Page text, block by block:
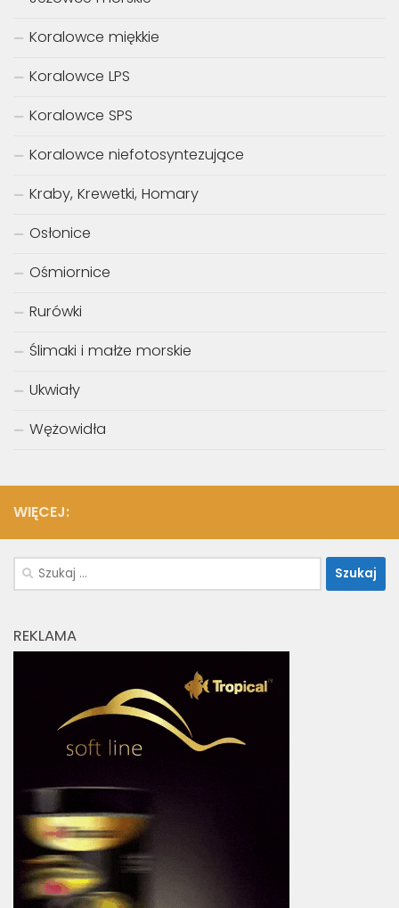
Koralowce miękkie
Koralowce LPS
Koralowce SPS
Koralowce niefotosyntezujące
Kraby, Krewetki, Homary
Osłonice
Ośmiornice
Rurówki
Ślimaki i małże morskie
Ukwiały
Wężowidła
WIĘCEJ:
Szukaj:
REKLAMA